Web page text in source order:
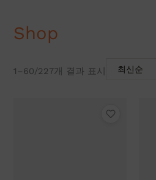
Shop
1–60/227개 결과 표시